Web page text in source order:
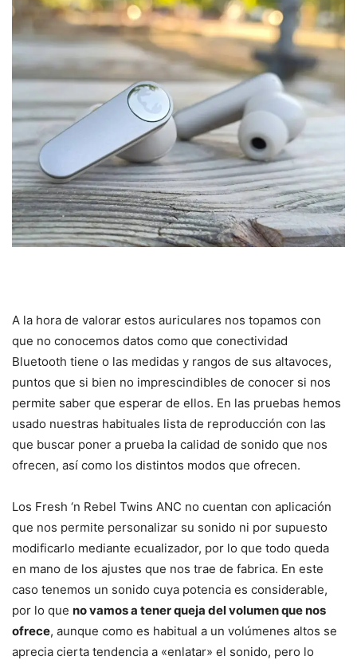
A la hora de valorar estos auriculares nos topamos con
que no conocemos datos como que conectividad
Bluetooth tiene o las medidas y rangos de sus altavoces,
puntos que si bien no imprescindibles de conocer si nos
permite saber que esperar de ellos. En las pruebas hemos
usado nuestras habituales lista de reproducción con las
que buscar poner a prueba la calidad de sonido que nos
ofrecen, así como los distintos modos que ofrecen.
Los Fresh ‘n Rebel Twins ANC no cuentan con aplicación
que nos permite personalizar su sonido ni por supuesto
modificarlo mediante ecualizador, por lo que todo queda
en mano de los ajustes que nos trae de fabrica. En este
caso tenemos un sonido cuya potencia es considerable,
por lo que no vamos a tener queja del volumen que nos
ofrece, aunque como es habitual a un volúmenes altos se
aprecia cierta tendencia a «enlatar» el sonido, pero lo